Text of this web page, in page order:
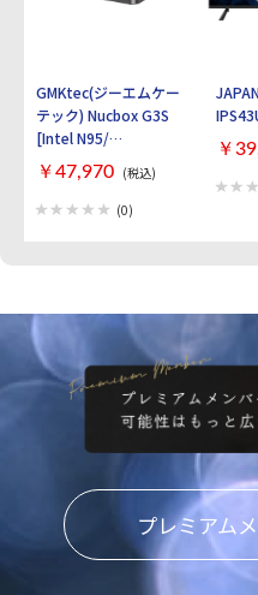
GMKtec(ジーエムケー
テック) Nucbox G3S
[Intel N95/
RAM:16GB/
SSD:512GB/ Windows
11 Pro]
￥47,970 (税込)
(0)
￥
プレミアム